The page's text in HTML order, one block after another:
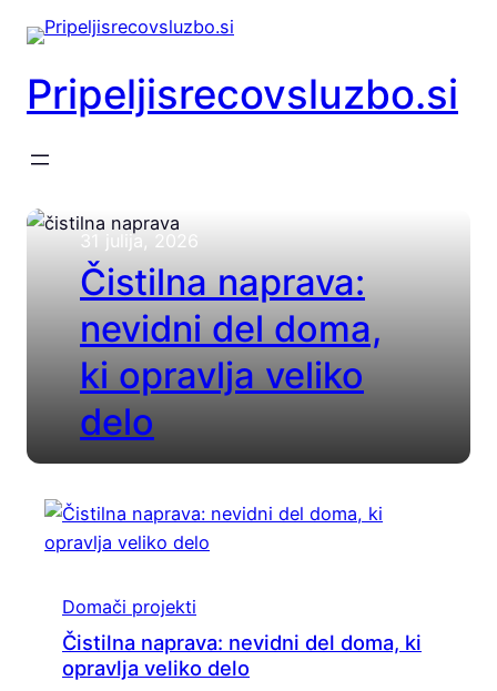
Preskoči
na
vsebino
Pripeljisrecovsluzbo.si
31 julija, 2026
Čistilna naprava:
nevidni del doma,
ki opravlja veliko
delo
Domači projekti
Čistilna naprava: nevidni del doma, ki
opravlja veliko delo